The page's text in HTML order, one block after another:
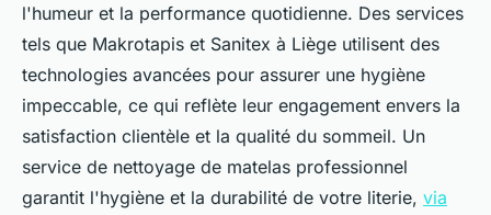
l'humeur et la performance quotidienne. Des services
tels que Makrotapis et Sanitex à Liège utilisent des
technologies avancées pour assurer une hygiène
impeccable, ce qui reflète leur engagement envers la
satisfaction clientèle et la qualité du sommeil. Un
service de nettoyage de matelas professionnel
garantit l'hygiène et la durabilité de votre literie, via